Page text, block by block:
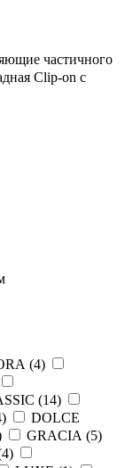
частичного
Clip-on с
(4)
(14)
)
DOLCE
GRACIA (5)
4)